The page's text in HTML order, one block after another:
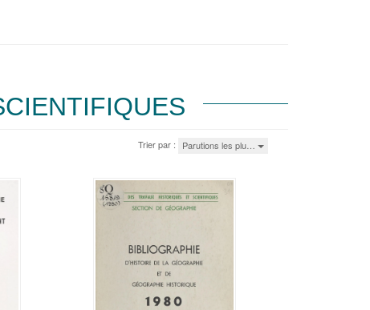
Trier par : Parutions les plu…